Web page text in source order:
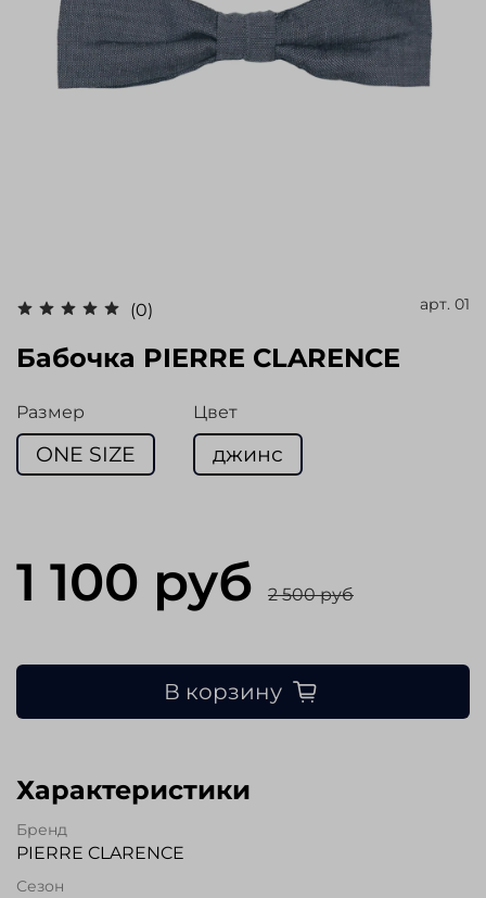
(0) арт. 01
Бабочка PIERRE CLARENCE
Размер
ONE SIZE
Цвет
джинс
1 100 руб 2 500 руб
В корзину
Характеристики
Бренд
PIERRE CLARENCE
Сезон